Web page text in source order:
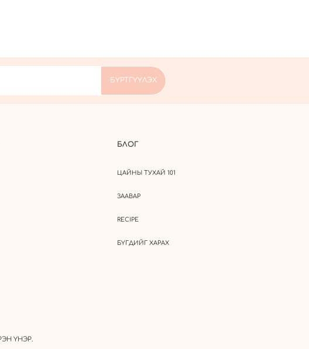
БЛОГ
ЦАЙНЫ ТУХАЙ 101
ЗААВАР
RECIPE
БҮГДИЙГ ХАРАХ
ҮНЭР.